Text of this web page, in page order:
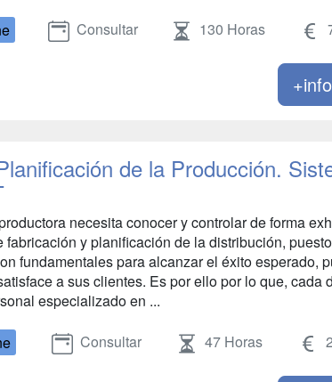
Consultar 130 Horas
de la Producción.
necesita conocer y controlar de forma
fabricación y planificación de la distribución,
fundamentales para alcanzar el éxito esperado,
a sus clientes. Es por ello por lo que, cada
especializado en ...
Consultar 47 Horas